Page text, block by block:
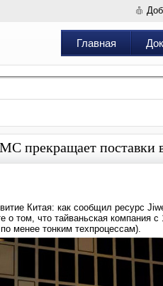
Главная
прекращает поставки
Китая: как сообщил ресурс
том, что тайваньская компания с
менее тонким техпроцессам).